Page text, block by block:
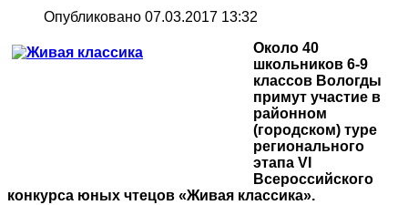
Опубликовано 07.03.2017 13:32
Около 40
школьников 6-9
классов Вологды
примут участие в
районном
(городском) туре
регионального
этапа VI
Всероссийского
конкурса юных чтецов «Живая классика».